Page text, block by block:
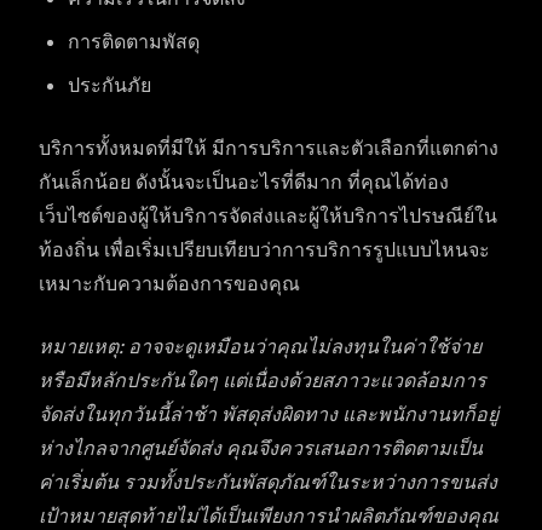
การติดตามพัสดุ
ประกันภัย
บริการทั้งหมดที่มีให้ มีการบริการและตัวเลือกที่แตกต่าง
กันเล็กน้อย ดังนั้นจะเป็นอะไรที่ดีมาก ที่คุณได้ท่อง
เว็บไซต์ของผู้ให้บริการจัดส่งและผู้ให้บริการไปรษณีย์ใน
ท้องถิ่น เพื่อเริ่มเปรียบเทียบว่าการบริการรูปแบบไหนจะ
เหมาะกับความต้องการของคุณ
หมายเหตุ: อาจจะดูเหมือนว่าคุณไม่ลงทุนในค่าใช้จ่าย
หรือมีหลักประกันใดๆ แต่เนื่องด้วยสภาวะแวดล้อมการ
จัดส่งในทุกวันนี้ล่าช้า พัสดุส่งผิดทาง และพนักงานทก็อยู่
ห่างไกลจากศูนย์จัดส่ง คุณจึงควรเสนอการติดตามเป็น
ค่าเริ่มต้น รวมทั้งประกันพัสดุภัณฑ์ในระหว่างการขนส่ง
เป้าหมายสุดท้ายไม่ได้เป็นเพียงการนำผลิตภัณฑ์ของคุณ